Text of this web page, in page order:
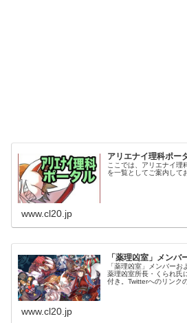
アリエナイ理科ポー
ここでは、アリエナイ理
を一覧としてご案内して
www.cl20.jp
「薬理凶室」メン
「薬理凶室」メンバーお
薬理凶室所長・くられ氏
付き。Twitterへのリンク
www.cl20.jp